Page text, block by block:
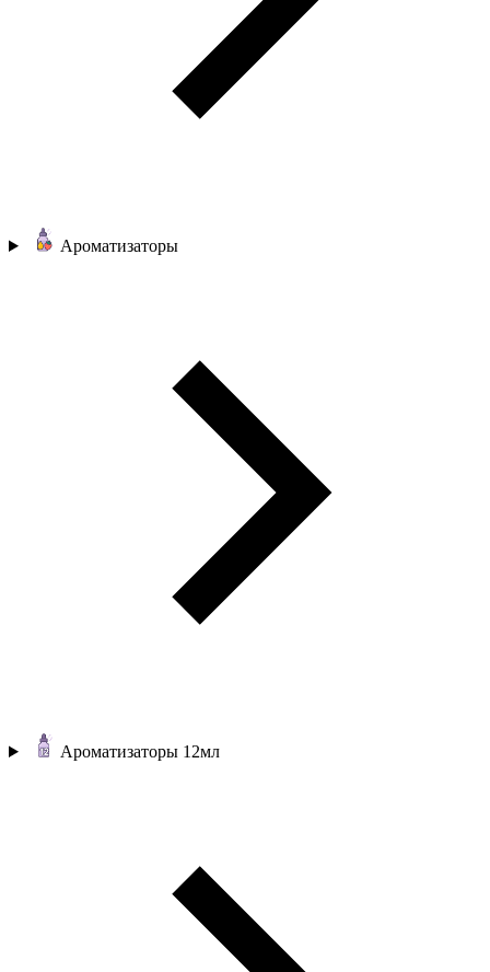
Ароматизаторы
Ароматизаторы 12мл